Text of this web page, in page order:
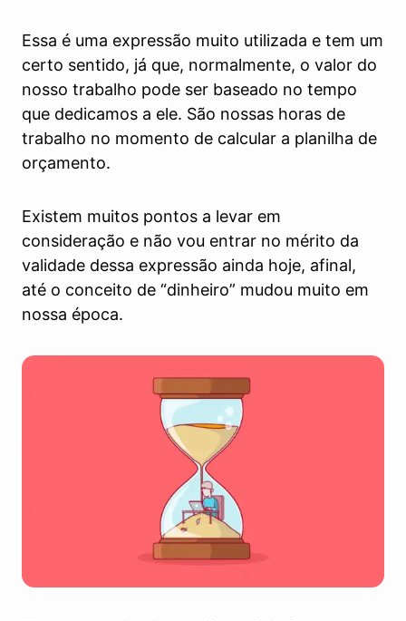
Essa é uma expressão muito utilizada e tem um
certo sentido, já que, normalmente, o valor do
nosso trabalho pode ser baseado no tempo
que dedicamos a ele. São nossas horas de
trabalho no momento de calcular a planilha de
orçamento.
Existem muitos pontos a levar em
consideração e não vou entrar no mérito da
validade dessa expressão ainda hoje, afinal,
até o conceito de “dinheiro” mudou muito em
nossa época.